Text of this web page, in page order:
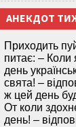
АНЕКДОТ
Приходить
питає: –
день
свята! –
ж цей день
От коли
день! –